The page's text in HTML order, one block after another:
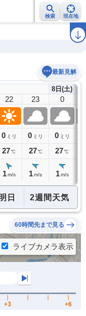
検索 現在地
ラ
最新見解
22
0 ミリ
27℃
1 m/s
23
0 ミリ
27 ℃
1m/s
8日(土)
0
0 ミリ
27℃
1 m/s
日 2週間天気
60時間先まで見る